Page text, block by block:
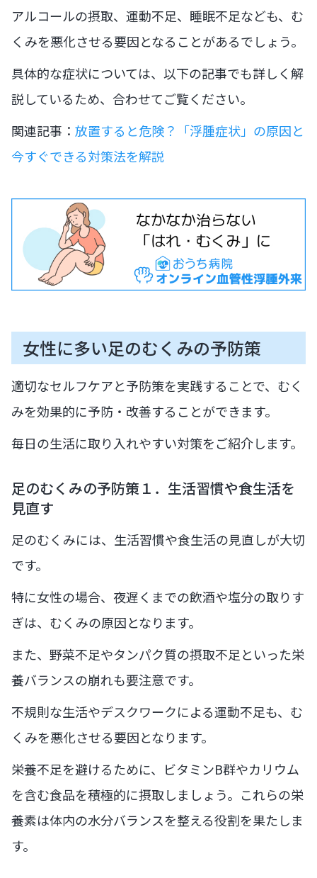
アルコールの摂取、運動不足、睡眠不足なども、む
くみを悪化させる要因となることがあるでしょう。
具体的な症状については、以下の記事でも詳しく解
説しているため、合わせてご覧ください。
関連記事： 放置すると危険？「浮腫症状」の原因と
今すぐできる対策法を解説
女性に多い足のむくみの予防策
適切なセルフケアと予防策を実践することで、むく
みを効果的に予防・改善することができます。
毎日の生活に取り入れやすい対策をご紹介します。
足のむくみの予防策１．生活習慣や食生活を
見直す
足のむくみには、生活習慣や食生活の見直しが大切
です。
特に女性の場合、夜遅くまでの飲酒や塩分の取りす
ぎは、むくみの原因となります。
また、野菜不足やタンパク質の摂取不足といった栄
養バランスの崩れも要注意です。
不規則な生活やデスクワークによる運動不足も、む
くみを悪化させる要因となります。
栄養不足を避けるために、ビタミンB群やカリウム
を含む食品を積極的に摂取しましょう。これらの栄
養素は体内の水分バランスを整える役割を果たしま
す。